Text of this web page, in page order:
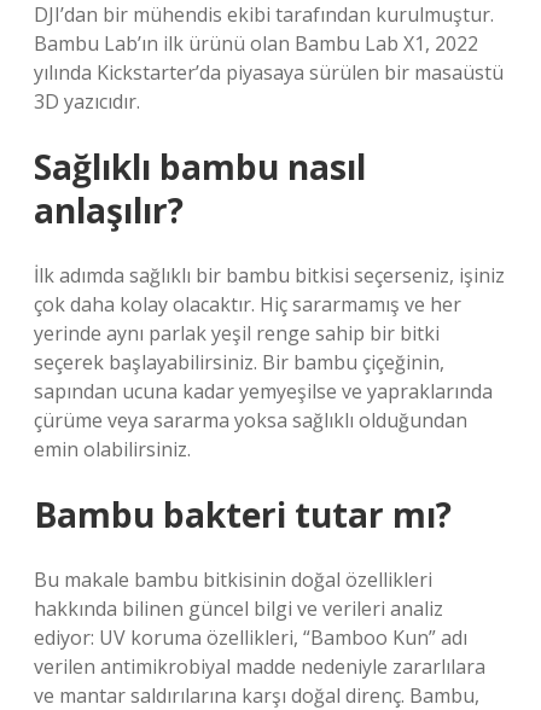
DJI’dan bir mühendis ekibi tarafından kurulmuştur.
Bambu Lab’ın ilk ürünü olan Bambu Lab X1, 2022
yılında Kickstarter’da piyasaya sürülen bir masaüstü
3D yazıcıdır.
Sağlıklı bambu nasıl
anlaşılır?
İlk adımda sağlıklı bir bambu bitkisi seçerseniz, işiniz
çok daha kolay olacaktır. Hiç sararmamış ve her
yerinde aynı parlak yeşil renge sahip bir bitki
seçerek başlayabilirsiniz. Bir bambu çiçeğinin,
sapından ucuna kadar yemyeşilse ve yapraklarında
çürüme veya sararma yoksa sağlıklı olduğundan
emin olabilirsiniz.
Bambu bakteri tutar mı?
Bu makale bambu bitkisinin doğal özellikleri
hakkında bilinen güncel bilgi ve verileri analiz
ediyor: UV koruma özellikleri, “Bamboo Kun” adı
verilen antimikrobiyal madde nedeniyle zararlılara
ve mantar saldırılarına karşı doğal direnç. Bambu,